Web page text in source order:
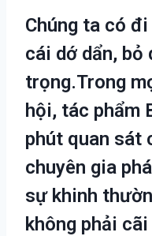
Chúng ta có
cái dớ dẩn, bỏ
trọng.Trong
hội, tác phẩm
phút quan sát
chuyên gia
sự khinh
không phải